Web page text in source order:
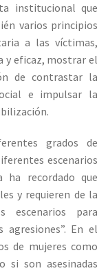
institucional que
varios principios
a las víctimas,
y eficaz, mostrar el
de contrastar la
e impulsar la
grados de
escenarios
ha recordado que
y requieren de la
escenarios para
En el
de mujeres como
si son asesinadas